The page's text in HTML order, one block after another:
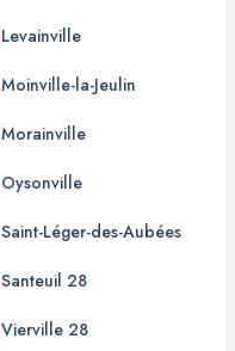
Levainville
Moinville-la-Jeulin
Morainville
Oysonville
Saint-Léger-des-Aubées
Santeuil 28
Vierville 28